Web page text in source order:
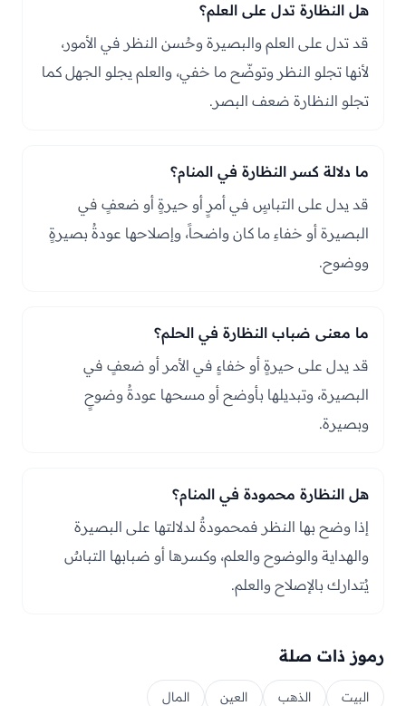
هل النظارة تدل على العلم؟
قد تدل على العلم والبصيرة وحُسن النظر في الأمور،
لأنها تجلو النظر وتوضّح ما خفي، والعلم يجلو الجهل كما
تجلو النظارة ضعف البصر.
ما دلالة كسر النظارة في المنام؟
قد يدل على التباسٍ في أمرٍ أو حيرةٍ أو ضعفٍ في
البصيرة أو خفاءِ ما كان واضحاً، وإصلاحها عودةُ بصيرةٍ
ووضوح.
ما معنى ضباب النظارة في الحلم؟
قد يدل على حيرةٍ أو خفاءٍ في الأمر أو ضعفٍ في
البصيرة، وتبديلها بأوضح أو مسحها عودةُ وضوحٍ
وبصيرة.
هل النظارة محمودة في المنام؟
إذا وضح بها النظر فمحمودةٌ لدلالتها على البصيرة
والهداية والوضوح والعلم، وكسرها أو ضبابها التباسٌ
يُتدارك بالإصلاح والعلم.
رموز ذات صلة
البيت الذهب العين المال